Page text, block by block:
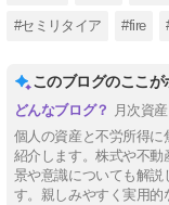
#セミリタイア #fire
このブログのここが
月次資
個人の資産と不労所得
紹介します。株式や不
景や意識についても解説
す。親しみやすく実用